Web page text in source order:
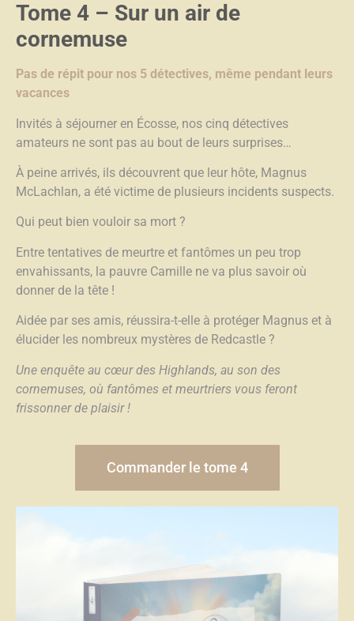
Tome 4 – Sur un air de
cornemuse
Pas de répit pour nos 5 détectives, même pendant leurs
vacances
Invités à séjourner en Écosse, nos cinq détectives
amateurs ne sont pas au bout de leurs surprises…
À peine arrivés, ils découvrent que leur hôte, Magnus
McLachlan, a été victime de plusieurs incidents suspects.
Qui peut bien vouloir sa mort ?
Entre tentatives de meurtre et fantômes un peu trop
envahissants, la pauvre Camille ne va plus savoir où
donner de la tête !
Aidée par ses amis, réussira-t-elle à protéger Magnus et à
élucider les nombreux mystères de Redcastle ?
Une enquête au cœur des Highlands, au son des
cornemuses, où fantômes et meurtriers vous feront
frissonner de plaisir !
Commander le tome 4